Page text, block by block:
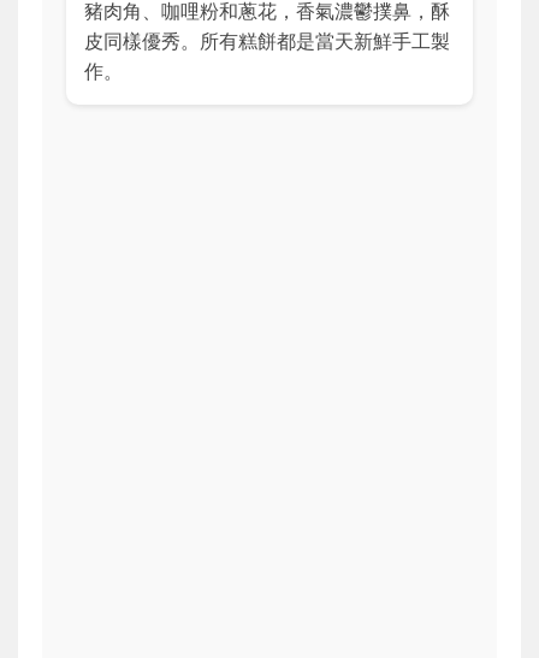
豬肉角、咖哩粉和蔥花，香氣濃鬱撲鼻，酥
皮同樣優秀。所有糕餅都是當天新鮮手工製
作。